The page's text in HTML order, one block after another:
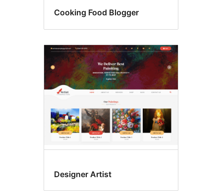
Cooking Food Blogger
Designer Artist